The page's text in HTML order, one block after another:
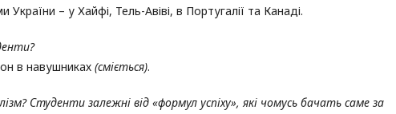
– у Хайфі, Тель-Авіві, в Португалії та Канаді.
в навушниках (сміється).
Студенти залежні від «формул успіху», які чомусь бачать саме за